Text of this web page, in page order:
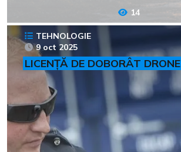
14
TEHNOLOGIE
9 oct 2025
LICENȚĂ DE DOBORÂT DRONE